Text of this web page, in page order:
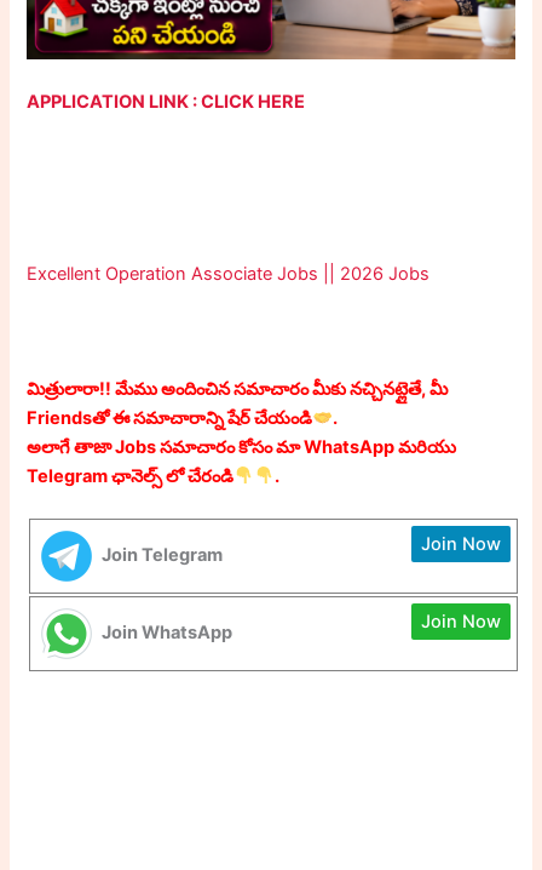
APPLICATION LINK : CLICK HERE
Excellent Operation Associate Jobs || 2026 Jobs
మిత్రులారా!! మేము అందించిన సమాచారం మీకు నచ్చినట్లైతే, మీ
Friendsతో ఈ సమాచారాన్ని షేర్ చేయండి
.
అలాగే తాజా Jobs సమాచారం కోసం మా WhatsApp మరియు
Telegram ఛానెల్స్ లో చేరండి
.
Join Telegram Join Now
Join WhatsApp Join Now